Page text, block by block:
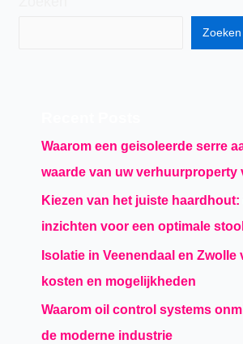
Zoeken
Waarom een geisoleerde serre
waarde van uw verhuurproperty
Kiezen van het juiste haardhout:
inzichten voor een optimale
Isolatie in Veenendaal en Zwolle
kosten en mogelijkheden
Waarom oil control systems
de moderne industrie